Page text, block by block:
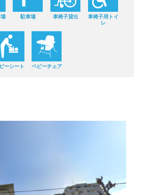
駐車場 車椅子貸出
車椅子用トイ
レ
ーシート ベビーチェア